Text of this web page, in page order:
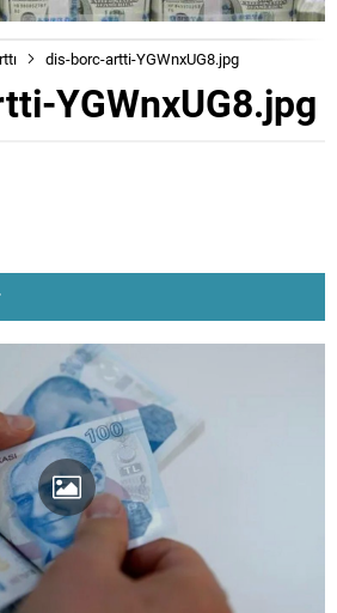
dis-borc-artti-YGWnxUG8.jpg
YGWnxUG8.jpg